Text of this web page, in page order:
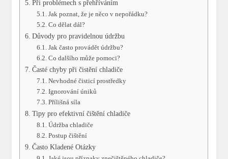
Při problémech s přehříváním
Jak poznat, že je něco v nepořádku?
Co dělat dál?
Důvody pro pravidelnou údržbu
Jak často provádět údržbu?
Co dalšího může pomoci?
Časté chyby při čistění chladiče
Nevhodné čisticí prostředky
Ignorování úniků
Přílišná síla
Tipy pro efektivní čištění chladiče
Údržba chladiče
Postup čištění
Často Kladené Otázky